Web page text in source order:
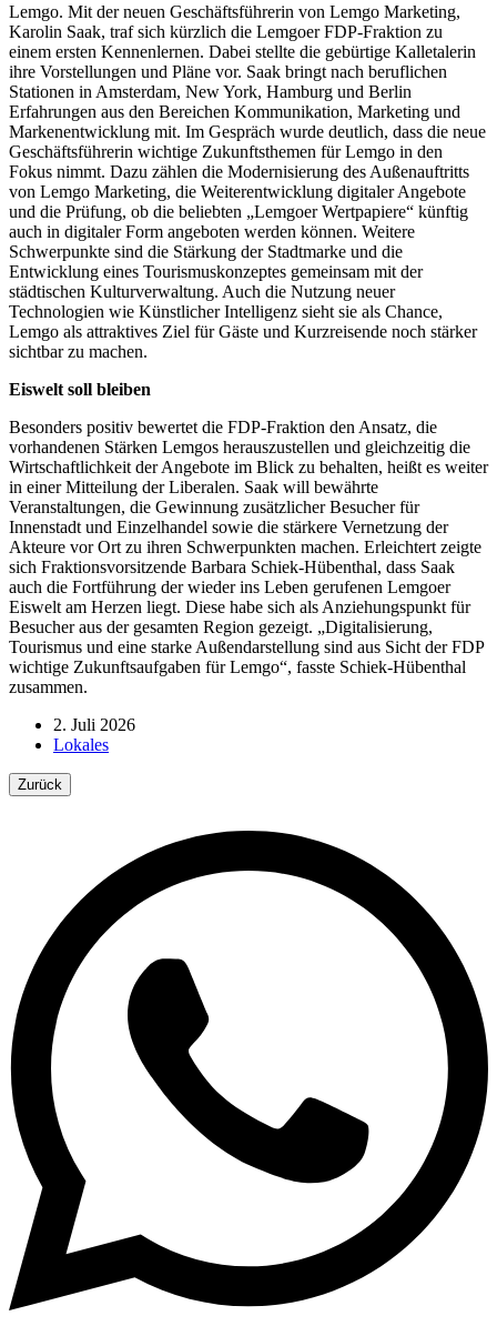
Lemgo. Mit der neuen Geschäftsführerin von Lemgo Marketing,
Karolin Saak, traf sich kürzlich die Lemgoer FDP-Fraktion zu
einem ersten Kennenlernen. Dabei stellte die gebürtige Kalletalerin
ihre Vorstellungen und Pläne vor. Saak bringt nach beruflichen
Stationen in Amsterdam, New York, Hamburg und Berlin
Erfahrungen aus den Bereichen Kommunikation, Marketing und
Markenentwicklung mit. Im Gespräch wurde deutlich, dass die neue
Geschäftsführerin wichtige Zukunftsthemen für Lemgo in den
Fokus nimmt. Dazu zählen die Modernisierung des Außenauftritts
von Lemgo Marketing, die Weiterentwicklung digitaler Angebote
und die Prüfung, ob die beliebten „Lemgoer Wertpapiere“ künftig
auch in digitaler Form angeboten werden können. Weitere
Schwerpunkte sind die Stärkung der Stadtmarke und die
Entwicklung eines Tourismuskonzeptes gemeinsam mit der
städtischen Kulturverwaltung. Auch die Nutzung neuer
Technologien wie Künstlicher Intelligenz sieht sie als Chance,
Lemgo als attraktives Ziel für Gäste und Kurzreisende noch stärker
sichtbar zu machen.
Eiswelt soll bleiben
Besonders positiv bewertet die FDP-Fraktion den Ansatz, die
vorhandenen Stärken Lemgos herauszustellen und gleichzeitig die
Wirtschaftlichkeit der Angebote im Blick zu behalten, heißt es weiter
in einer Mitteilung der Liberalen. Saak will bewährte
Veranstaltungen, die Gewinnung zusätzlicher Besucher für
Innenstadt und Einzelhandel sowie die stärkere Vernetzung der
Akteure vor Ort zu ihren Schwerpunkten machen. Erleichtert zeigte
sich Fraktionsvorsitzende Barbara Schiek-Hübenthal, dass Saak
auch die Fortführung der wieder ins Leben gerufenen Lemgoer
Eiswelt am Herzen liegt. Diese habe sich als Anziehungspunkt für
Besucher aus der gesamten Region gezeigt. „Digitalisierung,
Tourismus und eine starke Außendarstellung sind aus Sicht der FDP
wichtige Zukunftsaufgaben für Lemgo“, fasste Schiek-Hübenthal
zusammen.
2. Juli 2026
Lokales